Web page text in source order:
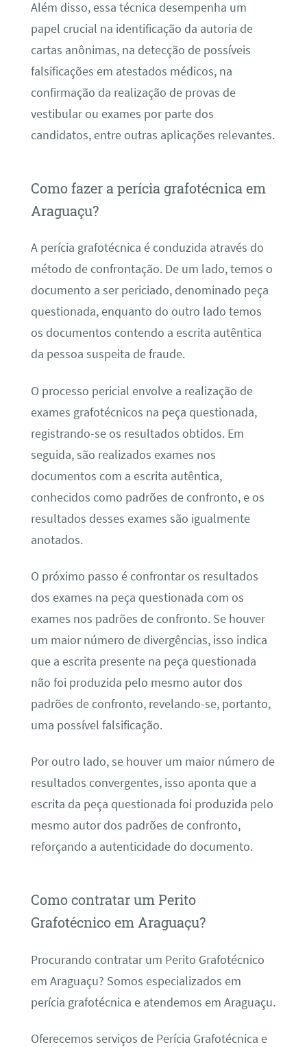
Além disso, essa técnica desempenha um
papel crucial na identificação da autoria de
cartas anônimas, na detecção de possíveis
falsificações em atestados médicos, na
confirmação da realização de provas de
vestibular ou exames por parte dos
candidatos, entre outras aplicações relevantes.
Como fazer a perícia grafotécnica em
Araguaçu?
A perícia grafotécnica é conduzida através do
método de confrontação. De um lado, temos o
documento a ser periciado, denominado peça
questionada, enquanto do outro lado temos
os documentos contendo a escrita autêntica
da pessoa suspeita de fraude.
O processo pericial envolve a realização de
exames grafotécnicos na peça questionada,
registrando-se os resultados obtidos. Em
seguida, são realizados exames nos
documentos com a escrita autêntica,
conhecidos como padrões de confronto, e os
resultados desses exames são igualmente
anotados.
O próximo passo é confrontar os resultados
dos exames na peça questionada com os
exames nos padrões de confronto. Se houver
um maior número de divergências, isso indica
que a escrita presente na peça questionada
não foi produzida pelo mesmo autor dos
padrões de confronto, revelando-se, portanto,
uma possível falsificação.
Por outro lado, se houver um maior número de
resultados convergentes, isso aponta que a
escrita da peça questionada foi produzida pelo
mesmo autor dos padrões de confronto,
reforçando a autenticidade do documento.
Como contratar um Perito
Grafotécnico em Araguaçu?
Procurando contratar um Perito Grafotécnico
em Araguaçu? Somos especializados em
perícia grafotécnica e atendemos em Araguaçu.
Oferecemos serviços de Perícia Grafotécnica e